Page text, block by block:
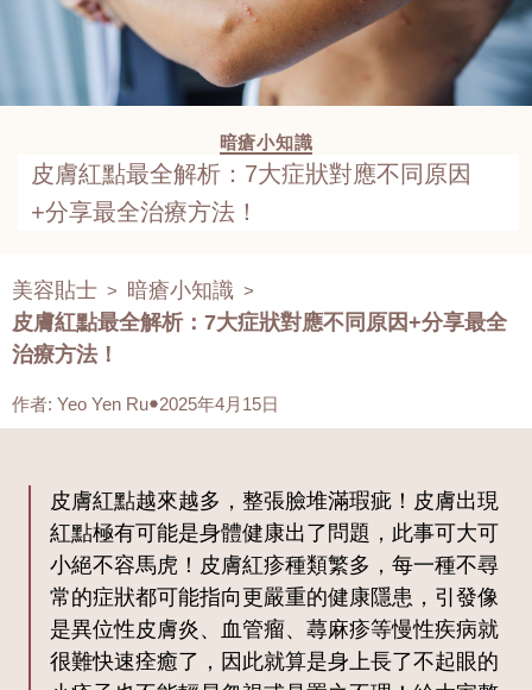
暗瘡小知識
皮膚紅點最全解析：7大症狀對應不同原因
+分享最全治療方法！
美容貼士 > 暗瘡小知識 >
皮膚紅點最全解析：7大症狀對應不同原因+分享最全
治療方法！
作者: Yeo Yen Ru 2025年4月15日
皮膚紅點越來越多，整張臉堆滿瑕疵！皮膚出現
紅點極有可能是身體健康出了問題，此事可大可
小絕不容馬虎！皮膚紅疹種類繁多，每一種不尋
常的症狀都可能指向更嚴重的健康隱患，引發像
是異位性皮膚炎、血管瘤、蕁麻疹等慢性疾病就
很難快速痊癒了，因此就算是身上長了不起眼的